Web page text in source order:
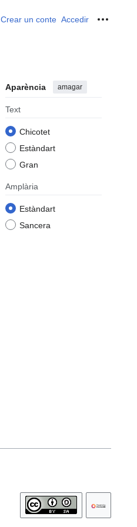
Crear un conte Accedir
Aparència amagar
Text
Chicotet
Estàndart
Gran
Amplària
Estàndart
Sancera